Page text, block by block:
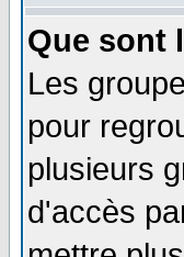
Que sont
Les
pour
plusieurs
d'accès